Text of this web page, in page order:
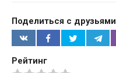
Поделиться с друзьями
Рейтинг